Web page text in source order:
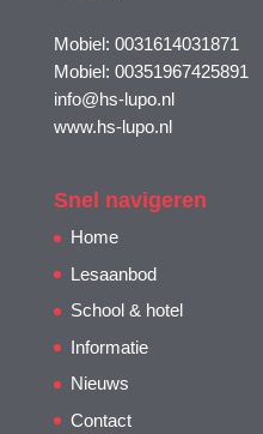
Mobiel: 0031614031871
Mobiel: 00351967425891
info@hs-lupo.nl
www.hs-lupo.nl
Snel navigeren
Home
Lesaanbod
School & hotel
Informatie
Nieuws
Contact